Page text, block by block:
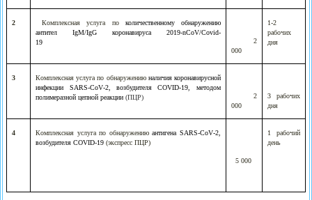
2 Комплексная услуга по количественному обнаружению
антителIgM/IgG коронавируса 2019-nCoV/Covid-
19
2
000
1-2
рабочих
дня
3 Комплексная услуга по обнаружению наличия коронавирусной
инфекции SARS-CoV-2, возбудителяCOVID-19, методом
полимеразной цепной реакции (ПЦР)
2
000
3 рабочих
дня
4 Комплексная услугапо обнаружениюантигена SARS-CoV-2,
возбудителяCOVID-19 (экспресс ПЦР)
5 000
1 рабочий
день